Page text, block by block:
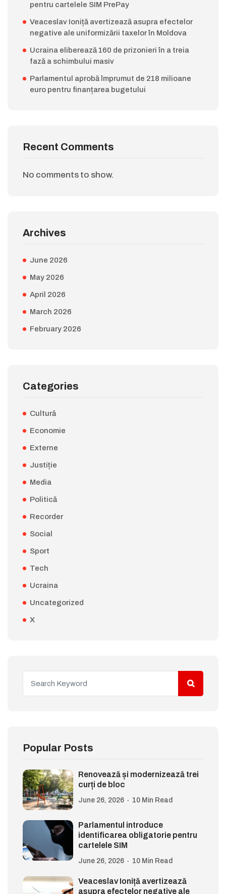
pentru cartelele SIM PrePay
Veaceslav Ioniță avertizează asupra efectelor
negative ale uniformizării taxelor în Moldova
Ucraina eliberează 160 de prizonieri în a treia
fază a schimbului masiv
Parlamentul aprobă împrumut de 218 milioane
euro pentru finanțarea bugetului
Recent Comments
No comments to show.
Archives
June 2026
May 2026
April 2026
March 2026
February 2026
Categories
Cultură
Economie
Externe
Justiție
Media
Politică
Recorder
Social
Sport
Tech
Ucraina
Uncategorized
X
Popular Posts
Renovează și modernizează trei
curți de bloc
June 26, 2026 10 Min Read
Parlamentul introduce
identificarea obligatorie pentru
cartelele SIM
June 26, 2026 10 Min Read
Veaceslav Ioniță avertizează
asupra efectelor negative ale